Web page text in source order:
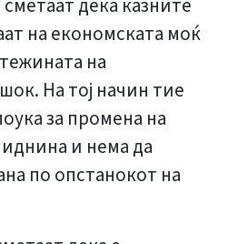
дека казните
на економската моќ
на
На тој начин тие
за промена на
и нема да
по опстанокот на